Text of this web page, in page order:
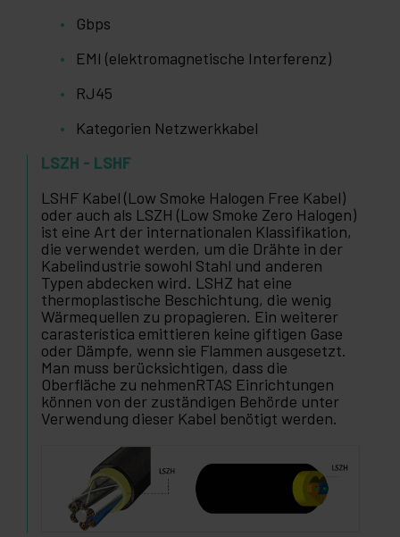
Gbps
EMI (elektromagnetische Interferenz)
RJ45
Kategorien Netzwerkkabel
LSZH - LSHF
LSHF Kabel (Low Smoke Halogen Free Kabel)
oder auch als LSZH (Low Smoke Zero Halogen)
ist eine Art der internationalen Klassifikation,
die verwendet werden, um die Drähte in der
Kabelindustrie sowohl Stahl und anderen
Typen abdecken wird. LSHZ hat eine
thermoplastische Beschichtung, die wenig
Wärmequellen zu propagieren. Ein weiterer
carasterística emittieren keine giftigen Gase
oder Dämpfe, wenn sie Flammen ausgesetzt.
Man muss berücksichtigen, dass die
Oberfläche zu nehmenRTAS Einrichtungen
können von der zuständigen Behörde unter
Verwendung dieser Kabel benötigt werden.